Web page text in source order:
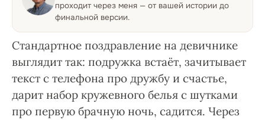
проходит через меня — от вашей истории до
финальной версии.
Стандартное поздравление на девичнике
выглядит так: подружка встаёт, зачитывает
текст с телефона про дружбу и счастье,
дарит набор кружевного белья с шутками
про первую брачную ночь, садится. Через